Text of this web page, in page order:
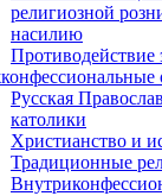
религиозной
насилию
Противодействие
Русская
католики
Христианство и
Традиционные